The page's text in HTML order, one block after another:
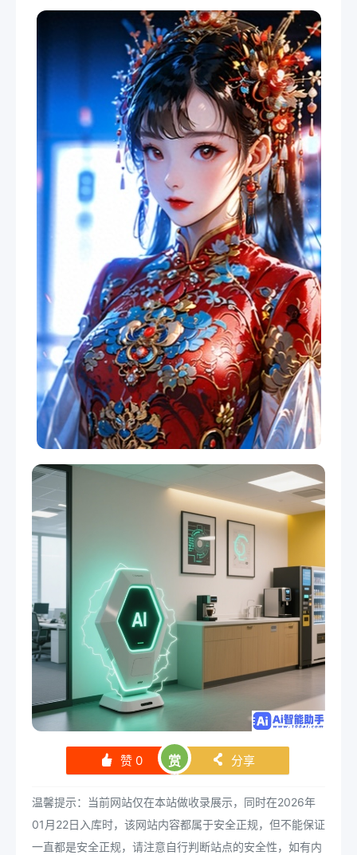
󰄼 赞 0 赏 󰄯 分享
温馨提示：当前网站仅在本站做收录展示，同时在2026年
01月22日入库时，该网站内容都属于安全正规，但不能保证
一直都是安全正规，请注意自行判断站点的安全性，如有内